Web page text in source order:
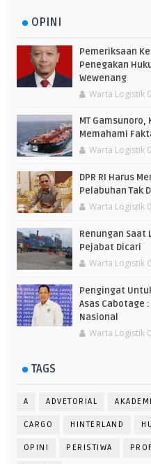
OPINI
Pemeriksaan
Penegakan
Wewenang
Warta Logistik
MT
Memahami
Warta Logistik
DPR RI Harus
Pelabuhan Tak
Warta Logistik
Renungan Saat
Pejabat Dicari
Warta Logistik
Pengingat
Asas Cabotage
Nasional
Warta Logistik
TAGS
A ADVETORIAL
CARGO HINTERLAND
OPINI PERISTIWA